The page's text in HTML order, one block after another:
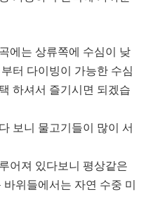
에는 상류쪽에 수심이 낮
터 다이빙이 가능한 수심
하셔서 즐기시면 되겠습
보니 물고기들이 많이 서
어져 있다보니 평상같은
위들에서는 자연 수중 미